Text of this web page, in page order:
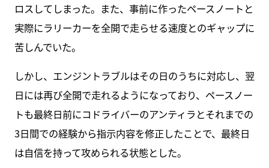
ロスしてしまった。また、事前に作ったペースノートと
実際にラリーカーを全開で走らせる速度とのギャップに
苦しんでいた。
しかし、エンジントラブルはその日のうちに対応し、翌
日には再び全開で走れるようになっており、ペースノー
トも最終日前にコドライバーのアンティラとそれまでの
3日間での経験から指示内容を修正したことで、最終日
は自信を持って攻められる状態とした。